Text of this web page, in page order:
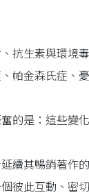
抗生素與環境
帕金森氏症、
的是：這些變
續其暢銷著作
彼此互動、密